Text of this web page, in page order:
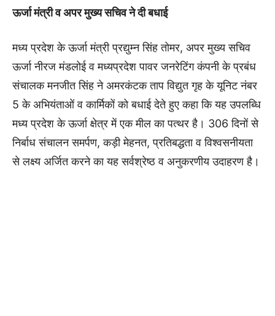
ऊर्जा मंत्री व अपर मुख्य सचिव ने दी बधाई
मध्‍य प्रदेश के ऊर्जा मंत्री प्रद्युम्न सिंह तोमर, अपर मुख्य सचिव
ऊर्जा नीरज मंडलोई व मध्यप्रदेश पावर जनरेटिंग कंपनी के प्रबंध
संचालक मनजीत सिंह ने अमरकंटक ताप विद्युत गृह के यूनिट नंबर
5 के अभ‍ियंताओं व कार्मिकों को बधाई देते हुए कहा कि यह उपलब्धि
मध्य प्रदेश के ऊर्जा क्षेत्र में एक मील का पत्थर है। 306 दिनों से
निर्बाध संचालन समर्पण, कड़ी मेहनत, प्रतिबद्धता व विश्वसनीयता
से लक्ष्य अर्जित करने का यह सर्वश्रेष्ठ व अनुकरणीय उदाहरण है।